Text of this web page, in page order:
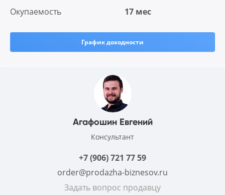
Окупаемость
17 мес
График доходности
Агафошин Евгений
Консультант
+7 (906) 721 77 59
order@prodazha-biznesov.ru
Задать вопрос продавцу